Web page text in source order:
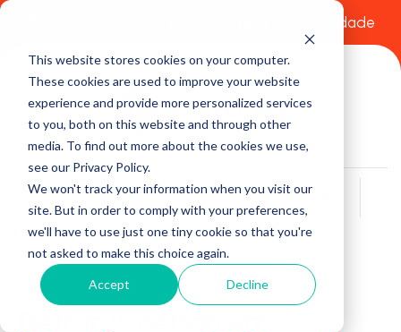
This website stores cookies on your computer.
These cookies are used to improve your website
experience and provide more personalized services
to you, both on this website and through other
media. To find out more about the cookies we use,
see our Privacy Policy.
We won't track your information when you visit our
site. But in order to comply with your preferences,
we'll have to use just one tiny cookie so that you're
not asked to make this choice again.
Accept Decline
Política de Privacidade
Buscar